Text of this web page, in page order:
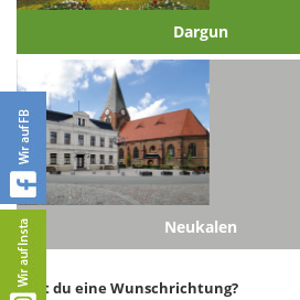
Dargun
Neukalen
Hast du eine Wunschrichtung?